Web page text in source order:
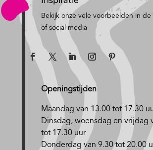
Bekijk onze vele voorbeelden in
of social media
Openingstijden
Maandag van 13.00 tot 17.30
Dinsdag, woensdag en vrijdag
tot 17.30 uur
Donderdag van 9.30 tot 20.00